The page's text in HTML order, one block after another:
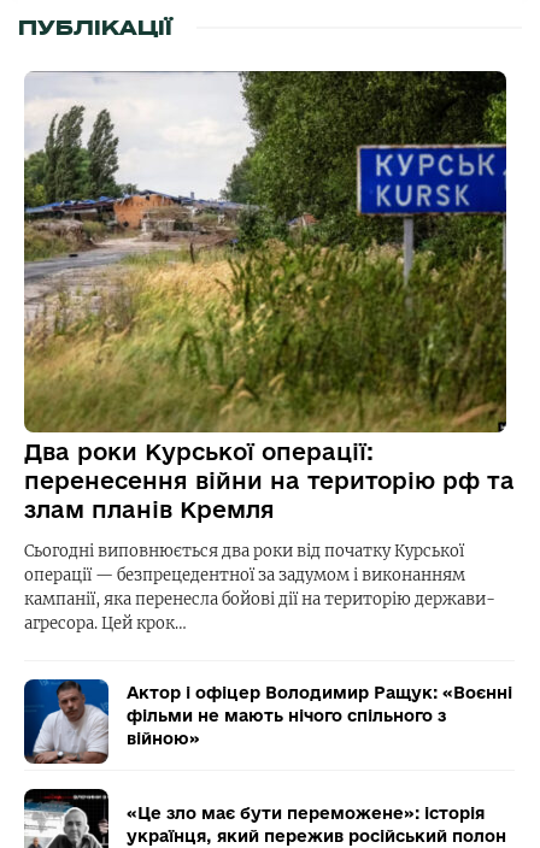
ПУБЛІКАЦІЇ
Два роки Курської операції:
перенесення війни на територію рф та
злам планів Кремля
Сьогодні виповнюється два роки від початку Курської
операції — безпрецедентної за задумом і виконанням
кампанії, яка перенесла бойові дії на територію держави-
агресора. Цей крок…
Актор і офіцер Володимир Ращук: «Воєнні
фільми не мають нічого спільного з
війною»
«Це зло має бути переможене»: історія
українця, який пережив російський полон